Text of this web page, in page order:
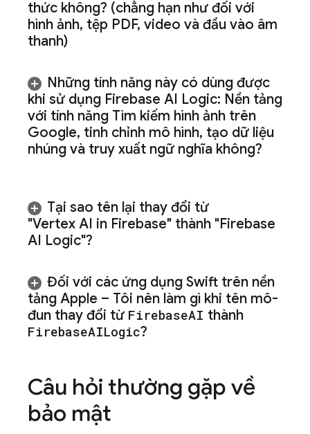
thức không? (chẳng hạn như đối với
hình ảnh, tệp PDF, video và đầu vào âm
thanh)
Những tính năng này có dùng được
khi sử dụng Firebase AI Logic: Nền tảng
với tính năng Tìm kiếm hình ảnh trên
Google, tinh chỉnh mô hình, tạo dữ liệu
nhúng và truy xuất ngữ nghĩa không?
Tại sao tên lại thay đổi từ
"Vertex AI in Firebase" thành "Firebase
AI Logic"?
Đối với các ứng dụng Swift trên nền
tảng Apple – Tôi nên làm gì khi tên mô-
đun thay đổi từ FirebaseAI thành
FirebaseAILogic?
Câu hỏi thường gặp về
bảo mật